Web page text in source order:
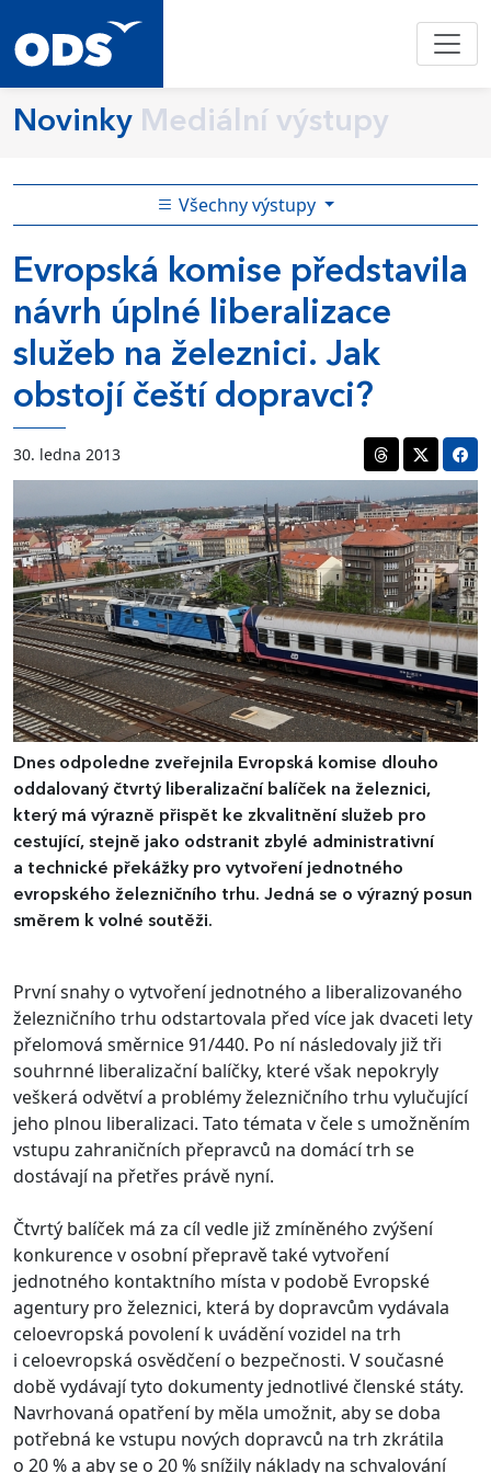
Novinky Mediální výstupy
Všechny výstupy
Evropská komise představila
návrh úplné liberalizace
služeb na železnici. Jak
obstojí čeští dopravci?
30. ledna 2013
Dnes odpoledne zveřejnila Evropská komise dlouho
oddalovaný čtvrtý liberalizační balíček na železnici,
který má výrazně přispět ke zkvalitnění služeb pro
cestující, stejně jako odstranit zbylé administrativní
a technické překážky pro vytvoření jednotného
evropského železničního trhu. Jedná se o výrazný posun
směrem k volné soutěži.
První snahy o vytvoření jednotného a liberalizovaného
železničního trhu odstartovala před více jak dvaceti lety
přelomová směrnice 91/440. Po ní následovaly již tři
souhrnné liberalizační balíčky, které však nepokryly
veškerá odvětví a problémy železničního trhu vylučující
jeho plnou liberalizaci. Tato témata v čele s umožněním
vstupu zahraničních přepravců na domácí trh se
dostávají na přetřes právě nyní.
Čtvrtý balíček má za cíl vedle již zmíněného zvýšení
konkurence v osobní přepravě také vytvoření
jednotného kontaktního místa v podobě Evropské
agentury pro železnici, která by dopravcům vydávala
celoevropská povolení k uvádění vozidel na trh
i celoevropská osvědčení o bezpečnosti. V současné
době vydávají tyto dokumenty jednotlivé členské státy.
Navrhovaná opatření by měla umožnit, aby se doba
potřebná ke vstupu nových dopravců na trh zkrátila
o 20 % a aby se o 20 % snížily náklady na schvalování